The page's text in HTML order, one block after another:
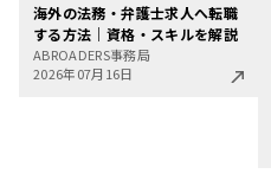
海外の法務・弁護士求人へ転職
する方法｜資格・スキルを解説
ABROADERS事務局
2026年07月16日